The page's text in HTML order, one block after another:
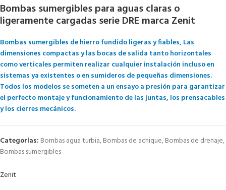
Bombas sumergibles para aguas claras o
ligeramente cargadas serie DRE marca Zenit
Bombas sumergibles de hierro fundido ligeras y fiables, Las
dimensiones compactas y las bocas de salida tanto horizontales
como verticales permiten realizar cualquier instalación incluso en
sistemas ya existentes o en sumideros de pequeñas dimensiones.
Todos los modelos se someten a un ensayo a presión para garantizar
el perfecto montaje y funcionamiento de las juntas, los prensacables
y los cierres mecánicos.
Categorías: Bombas agua turbia,Bombas de achique,Bombas de drenaje,
Bombas sumergibles
Zenit